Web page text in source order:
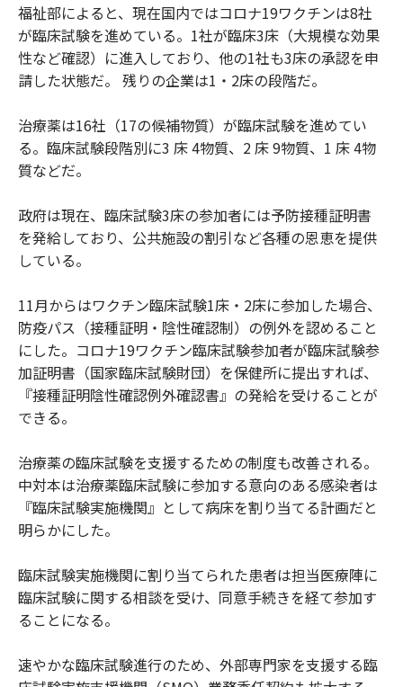
福祉部によると、現在国内ではコロナ19ワクチンは8社
が臨床試験を進めている。1社が臨床3床（大規模な効果
性など確認）に進入しており、他の1社も3床の承認を申
請した状態だ。 残りの企業は1・2床の段階だ。
治療薬は16社（17の候補物質）が臨床試験を進めてい
る。臨床試験段階別に3 床 4物質、2 床 9物質、1 床 4物
質などだ。
政府は現在、臨床試験3床の参加者には予防接種証明書
を発給しており、公共施設の割引など各種の恩恵を提供
している。
11月からはワクチン臨床試験1床・2床に参加した場合、
防疫パス（接種証明・陰性確認制）の例外を認めること
にした。コロナ19ワクチン臨床試験参加者が臨床試験参
加証明書（国家臨床試験財団）を保健所に提出すれば、
『接種証明陰性確認例外確認書』の発給を受けることが
できる。
治療薬の臨床試験を支援するための制度も改善される。
中対本は治療薬臨床試験に参加する意向のある感染者は
『臨床試験実施機関』として病床を割り当てる計画だと
明らかにした。
臨床試験実施機関に割り当てられた患者は担当医療陣に
臨床試験に関する相談を受け、同意手続きを経て参加す
ることになる。
速やかな臨床試験進行のため、外部専門家を支援する臨